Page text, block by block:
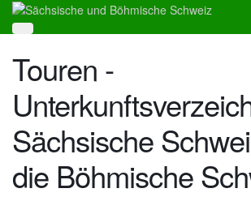
Touren -
Sächsische
die Böhmische